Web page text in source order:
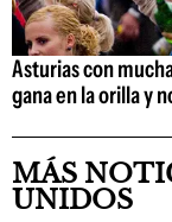
Asturias con
gana en la orilla y
MÁS
UNIDOS